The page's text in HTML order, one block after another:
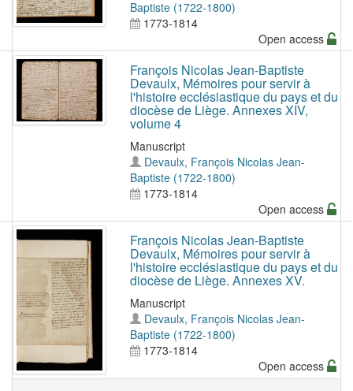
Baptiste (1722-1800)
1773-1814
Open access
François Nicolas Jean-Baptiste
Devaulx, Mémoires pour servir à
l'histoire ecclésiastique du pays et du
diocèse de Liège. Annexes XIV,
volume 4
Manuscript
Devaulx, François Nicolas Jean-
Baptiste (1722-1800)
1773-1814
Open access
François Nicolas Jean-Baptiste
Devaulx, Mémoires pour servir à
l'histoire ecclésiastique du pays et du
diocèse de Liège. Annexes XV.
Manuscript
Devaulx, François Nicolas Jean-
Baptiste (1722-1800)
1773-1814
Open access